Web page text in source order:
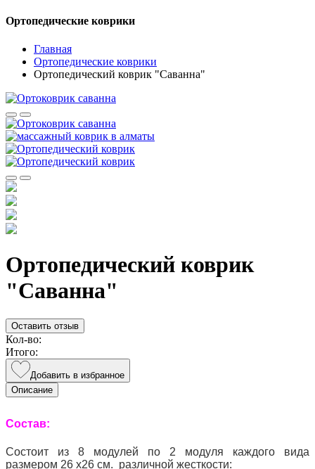
Ортопедические коврики
Главная
Ортопедические коврики
Ортопедический коврик "Саванна"
Ортопедический коврик
"Саванна"
Оставить отзыв
Кол-во:
Итого:
Добавить в избранное
Описание
Состав:
Состоит из 8 модулей по 2 модуля каждого вида
размером 26 х26 см. различной жесткости: